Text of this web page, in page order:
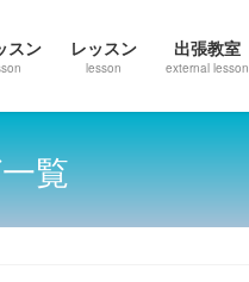
スン レッスン
lesson
出張教室
external lesson
覧